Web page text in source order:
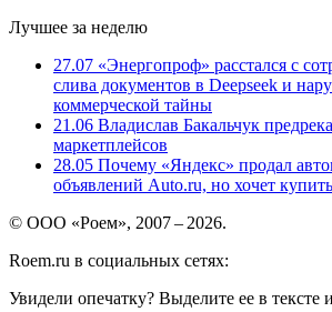
Лучшее за неделю
27.07 «Энергопроф» расстался с
слива документов в Deepseek и
коммерческой тайны
21.06 Владислав Бакальчук
маркетплейсов
28.05 Почему «Яндекс» продал
объявлений Auto.ru, но хочет
© ООО «Роем», 2007 – 2026.
Roem.ru в социальных сетях:
Увидели опечатку? Выделите ее в тексте